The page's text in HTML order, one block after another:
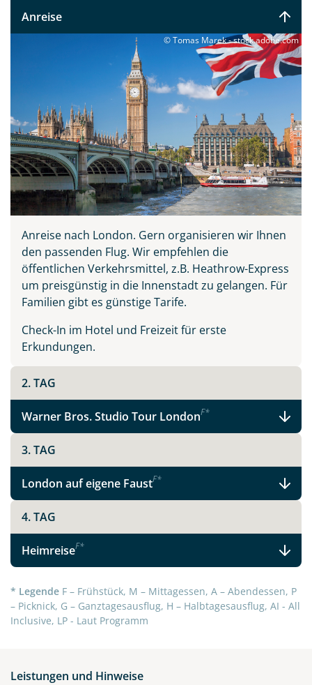
London
Facebook
Instagram
X
WhatsApp
Telegram
per E-Mail senden
Link kopieren
Anreise
© Tomas Marek - stock.adobe.com
Anreise nach London. Gern organisieren wir Ihnen
den passenden Flug. Wir empfehlen die
öffentlichen Verkehrsmittel, z.B. Heathrow-Express
um preisgünstig in die Innenstadt zu gelangen. Für
Familien gibt es günstige Tarife.
Check-In im Hotel und Freizeit für erste
Erkundungen.
2. TAG
Warner Bros. Studio Tour LondonF*
3. TAG
London auf eigene FaustF*
4. TAG
HeimreiseF*
* Legende F – Frühstück, M – Mittagessen, A – Abendessen, P
– Picknick, G – Ganztagesausflug, H – Halbtagesausflug, AI - All
Inclusive, LP - Laut Programm
Leistungen und Hinweise